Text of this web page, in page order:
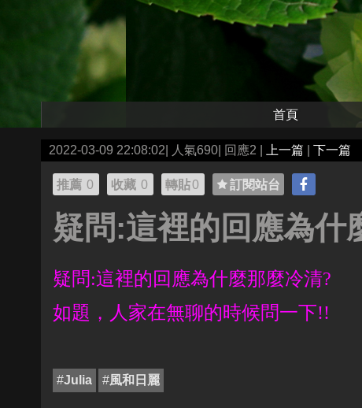
首頁
2022-03-09 22:08:02| 人氣690| 回應2 | 上一篇 下一篇
推薦 0 收藏 0 轉貼0 訂閱站台
疑問:這裡的回應為什
疑問:這裡的回應為什麼那麼冷清?
如題，人家在無聊的時候問一下!!
#Julia #風和日麗